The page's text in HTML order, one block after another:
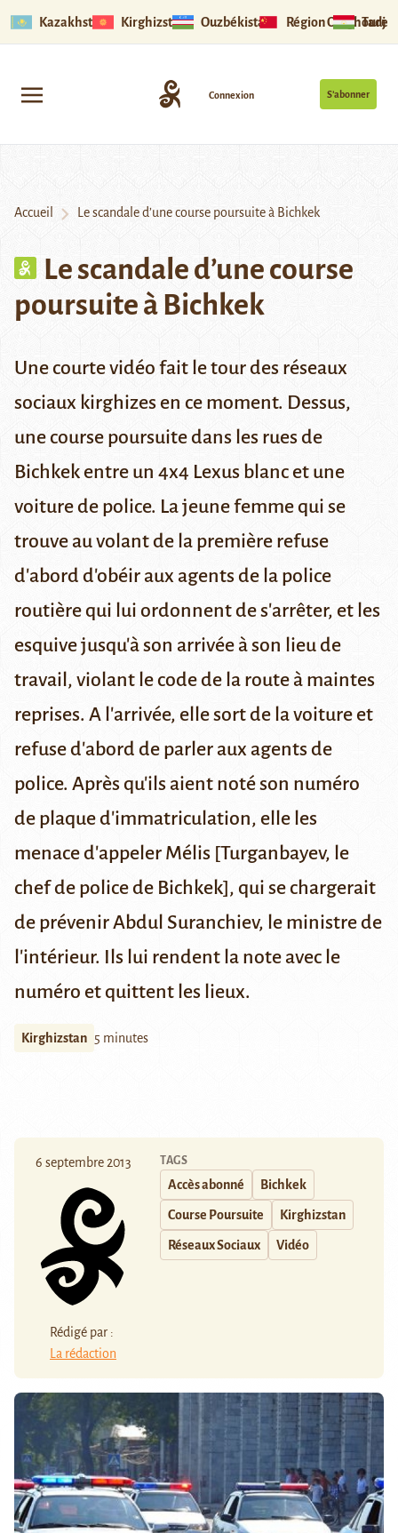
Kazakhstan Kirghizstan Ouzbékistan Région Ouïghoure
S’abonner
Connexion
Accueil Le scandale d’une course poursuite à Bichkek
Le scandale d’une course
poursuite à Bichkek
Une courte vidéo fait le tour des réseaux
sociaux kirghizes en ce moment. Dessus,
une course poursuite dans les rues de
Bichkek entre un 4x4 Lexus blanc et une
voiture de police. La jeune femme qui se
trouve au volant de la première refuse
d'abord d'obéir aux agents de la police
routière qui lui ordonnent de s'arrêter, et les
esquive jusqu'à son arrivée à son lieu de
travail, violant le code de la route à maintes
reprises. A l'arrivée, elle sort de la voiture et
refuse d'abord de parler aux agents de
police. Après qu'ils aient noté son numéro
de plaque d'immatriculation, elle les
menace d'appeler Mélis [Turganbayev, le
chef de police de Bichkek], qui se chargerait
de prévenir Abdul Suranchiev, le ministre de
l'intérieur. Ils lui rendent la note avec le
numéro et quittent les lieux.
Kirghizstan 5 minutes
6 septembre 2013
Rédigé par :
La rédaction
TAGS
Accès abonné Bichkek
Course Poursuite Kirghizstan
Réseaux Sociaux Vidéo